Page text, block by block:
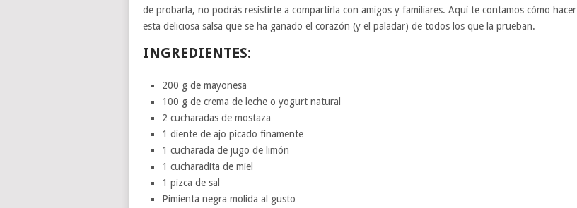
de probarla, no podrás resistirte a compartirla con amigos y familiares. Aquí te contamos cómo hacer
esta deliciosa salsa que se ha ganado el corazón (y el paladar) de todos los que la prueban.
INGREDIENTES:
200 g de mayonesa
100 g de crema de leche o yogurt natural
2 cucharadas de mostaza
1 diente de ajo picado finamente
1 cucharada de jugo de limón
1 cucharadita de miel
1 pizca de sal
Pimienta negra molida al gusto